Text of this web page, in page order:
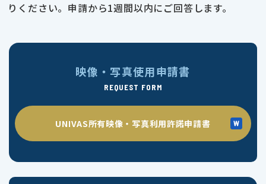
りください。申請から1週間以内にご回答します。
映像・写真使用申請書
REQUEST FORM
UNIVAS所有映像・写真利用許諾申請書